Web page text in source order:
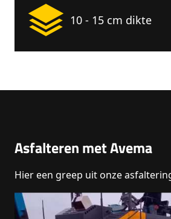
10 - 15 cm dikte
Asfalteren met Avema
Hier een greep uit onze